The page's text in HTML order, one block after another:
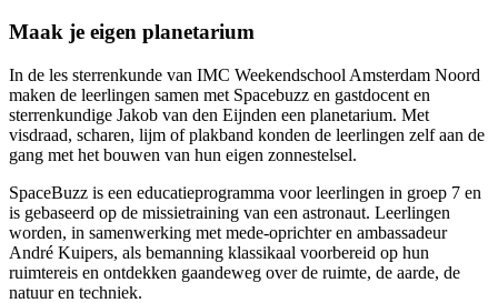
Maak je eigen planetarium
In de les sterrenkunde van IMC Weekendschool Amsterdam Noord
maken de leerlingen samen met Spacebuzz en gastdocent en
sterrenkundige Jakob van den Eijnden een planetarium. Met
visdraad, scharen, lijm of plakband konden de leerlingen zelf aan de
gang met het bouwen van hun eigen zonnestelsel.
SpaceBuzz is een educatieprogramma voor leerlingen in groep 7 en
is gebaseerd op de missietraining van een astronaut. Leerlingen
worden, in samenwerking met mede-oprichter en ambassadeur
André Kuipers, als bemanning klassikaal voorbereid op hun
ruimtereis en ontdekken gaandeweg over de ruimte, de aarde, de
natuur en techniek.